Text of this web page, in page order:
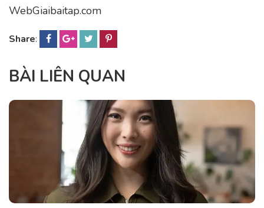
WebGiaibaitap.com
Share:
BÀI LIÊN QUAN